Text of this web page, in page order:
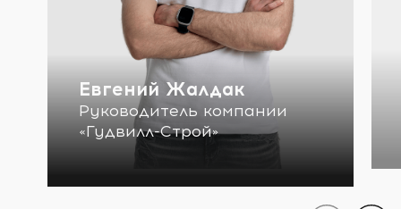
Евгений Жалдак
Руководитель компании
«Гудвилл-Строй»